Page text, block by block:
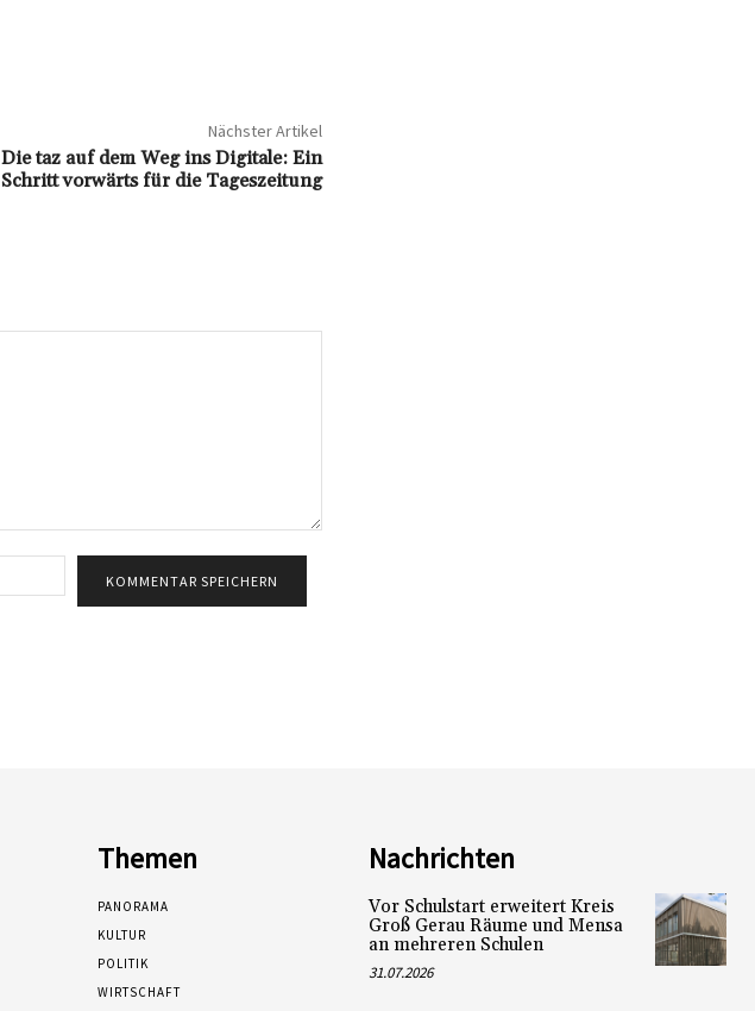
Nächster Artikel
Die taz auf dem Weg ins Digitale: Ein
Schritt vorwärts für die Tageszeitung
Mail:*
Themen
PANORAMA
KULTUR
POLITIK
WIRTSCHAFT
Nachrichten
Vor Schulstart erweitert Kreis
Groß Gerau Räume und Mensa
an mehreren Schulen
31.07.2026